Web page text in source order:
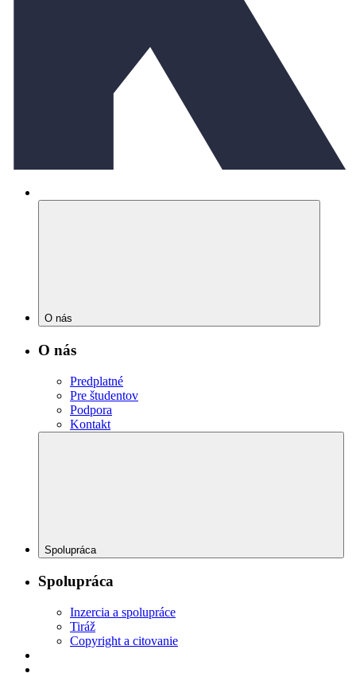
O nás
O nás
Predplatné
Pre študentov
Podpora
Kontakt
Spolupráca
Spolupráca
Inzercia a spolupráce
Tiráž
Copyright a citovanie